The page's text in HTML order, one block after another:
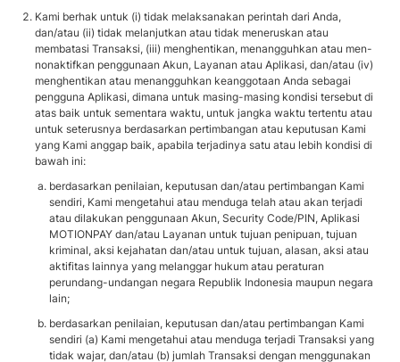
Kami berhak untuk (i) tidak melaksanakan perintah dari Anda,
dan/atau (ii) tidak melanjutkan atau tidak meneruskan atau
membatasi Transaksi, (iii) menghentikan, menangguhkan atau men-
nonaktifkan penggunaan Akun, Layanan atau Aplikasi, dan/atau (iv)
menghentikan atau menangguhkan keanggotaan Anda sebagai
pengguna Aplikasi, dimana untuk masing-masing kondisi tersebut di
atas baik untuk sementara waktu, untuk jangka waktu tertentu atau
untuk seterusnya berdasarkan pertimbangan atau keputusan Kami
yang Kami anggap baik, apabila terjadinya satu atau lebih kondisi di
bawah ini:
berdasarkan penilaian, keputusan dan/atau pertimbangan Kami
sendiri, Kami mengetahui atau menduga telah atau akan terjadi
atau dilakukan penggunaan Akun, Security Code/PIN, Aplikasi
MOTIONPAY dan/atau Layanan untuk tujuan penipuan, tujuan
kriminal, aksi kejahatan dan/atau untuk tujuan, alasan, aksi atau
aktifitas lainnya yang melanggar hukum atau peraturan
perundang-undangan negara Republik Indonesia maupun negara
lain;
berdasarkan penilaian, keputusan dan/atau pertimbangan Kami
sendiri (a) Kami mengetahui atau menduga terjadi Transaksi yang
tidak wajar, dan/atau (b) jumlah Transaksi dengan menggunakan